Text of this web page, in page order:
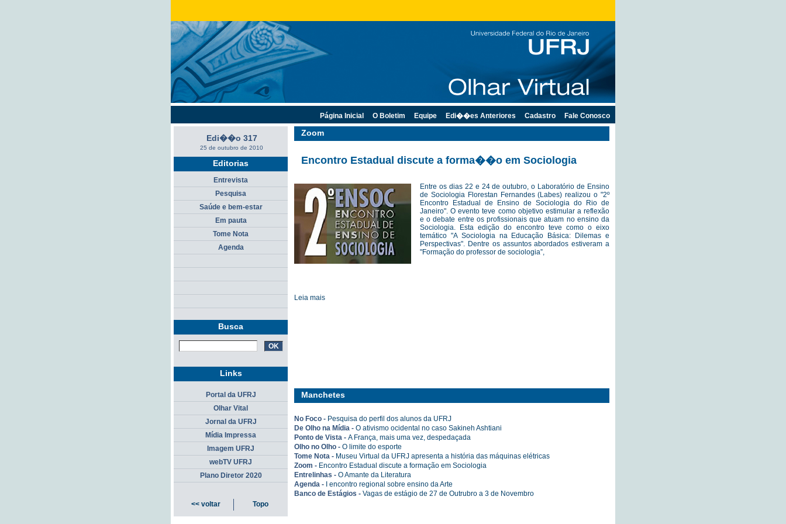
Zoom
Encontro Estadual discute a forma��o em Sociologia
Entre os dias 22 e 24 de outubro, o Laboratório de Ensino
de Sociologia Florestan Fernandes (Labes) realizou o "2º
Encontro Estadual de Ensino de Sociologia do Rio de
Janeiro". O evento teve como objetivo estimular a reflexão
e o debate entre os profissionais que atuam no ensino da
Sociologia. Esta edição do encontro teve como o eixo
temático "A Sociologia na Educação Básica: Dilemas e
Perspectivas". Dentre os assuntos abordados estiveram a
"Formação do professor de sociologia”,
Leia mais
Manchetes
No Foco - Pesquisa do perfil dos alunos da UFRJ
De Olho na Mídia - O ativismo ocidental no caso Sakineh Ashtiani
Ponto de Vista - A França, mais uma vez, despedaçada
Olho no Olho - O limite do esporte
Tome Nota - Museu Virtual da UFRJ apresenta a história das máquinas elétricas
Zoom - Encontro Estadual discute a formação em Sociologia
Entrelinhas - O Amante da Literatura
Agenda -
I encontro regional sobre ensino da Arte
Banco de Estágios - Vagas de estágio de 27 de Outrubro a 3 de Novembro
Edi��o 317
25 de outubro de 2010
Editorias
Entrevista
Pesquisa
Saúde e bem-estar
Em pauta
Tome Nota
Agenda
Busca
Página Inicial O Boletim Equipe Edi��es Anteriores Cadastro Fale Conosco
Links
Portal da UFRJ
Olhar Vital
Jornal da UFRJ
Mídia Impressa
Imagem UFRJ
webTV UFRJ
Plano Diretor 2020
<< voltar Topo